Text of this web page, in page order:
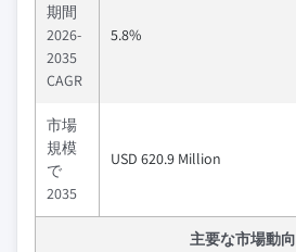
期間
2026-
2035
CAGR
5.8%
市場
規模
で
2035
USD 620.9 Million
主要な市場動向